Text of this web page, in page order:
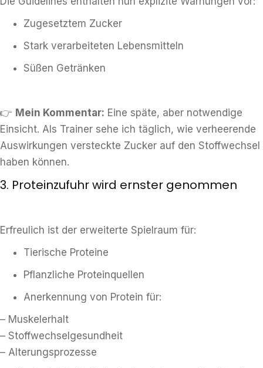
Zugesetztem Zucker
Stark verarbeiteten Lebensmitteln
Süßen Getränken
👉 Mein Kommentar: Eine späte, aber notwendige
Einsicht. Als Trainer sehe ich täglich, wie verheerende
Auswirkungen versteckte Zucker auf den Stoffwechsel
haben können.
3. Proteinzufuhr wird ernster genommen
Erfreulich ist der erweiterte Spielraum für:
Tierische Proteine
Pflanzliche Proteinquellen
Anerkennung von Protein für:
– Muskelerhalt
– Stoffwechselgesundheit
– Alterungsprozesse